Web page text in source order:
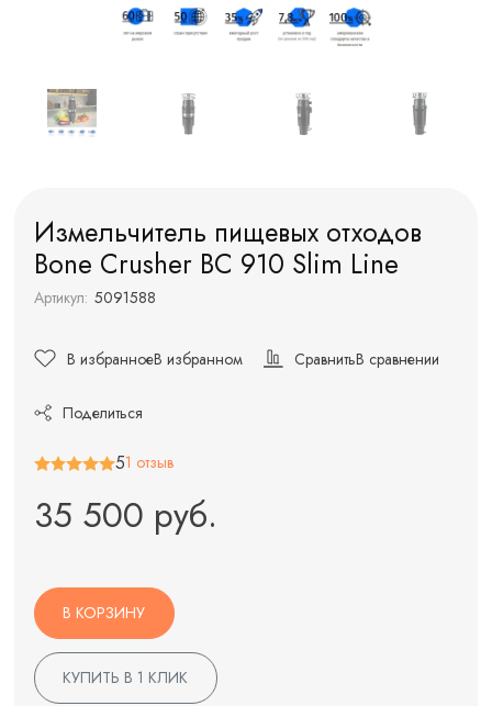
Измельчитель пищевых отходов
Bone Crusher BC 910 Slim Line
Артикул: 5091588
В избранноеВ избранном СравнитьВ сравнении
Поделиться
51 отзыв
35 500 руб.
В КОРЗИНУ
КУПИТЬ В 1 КЛИК